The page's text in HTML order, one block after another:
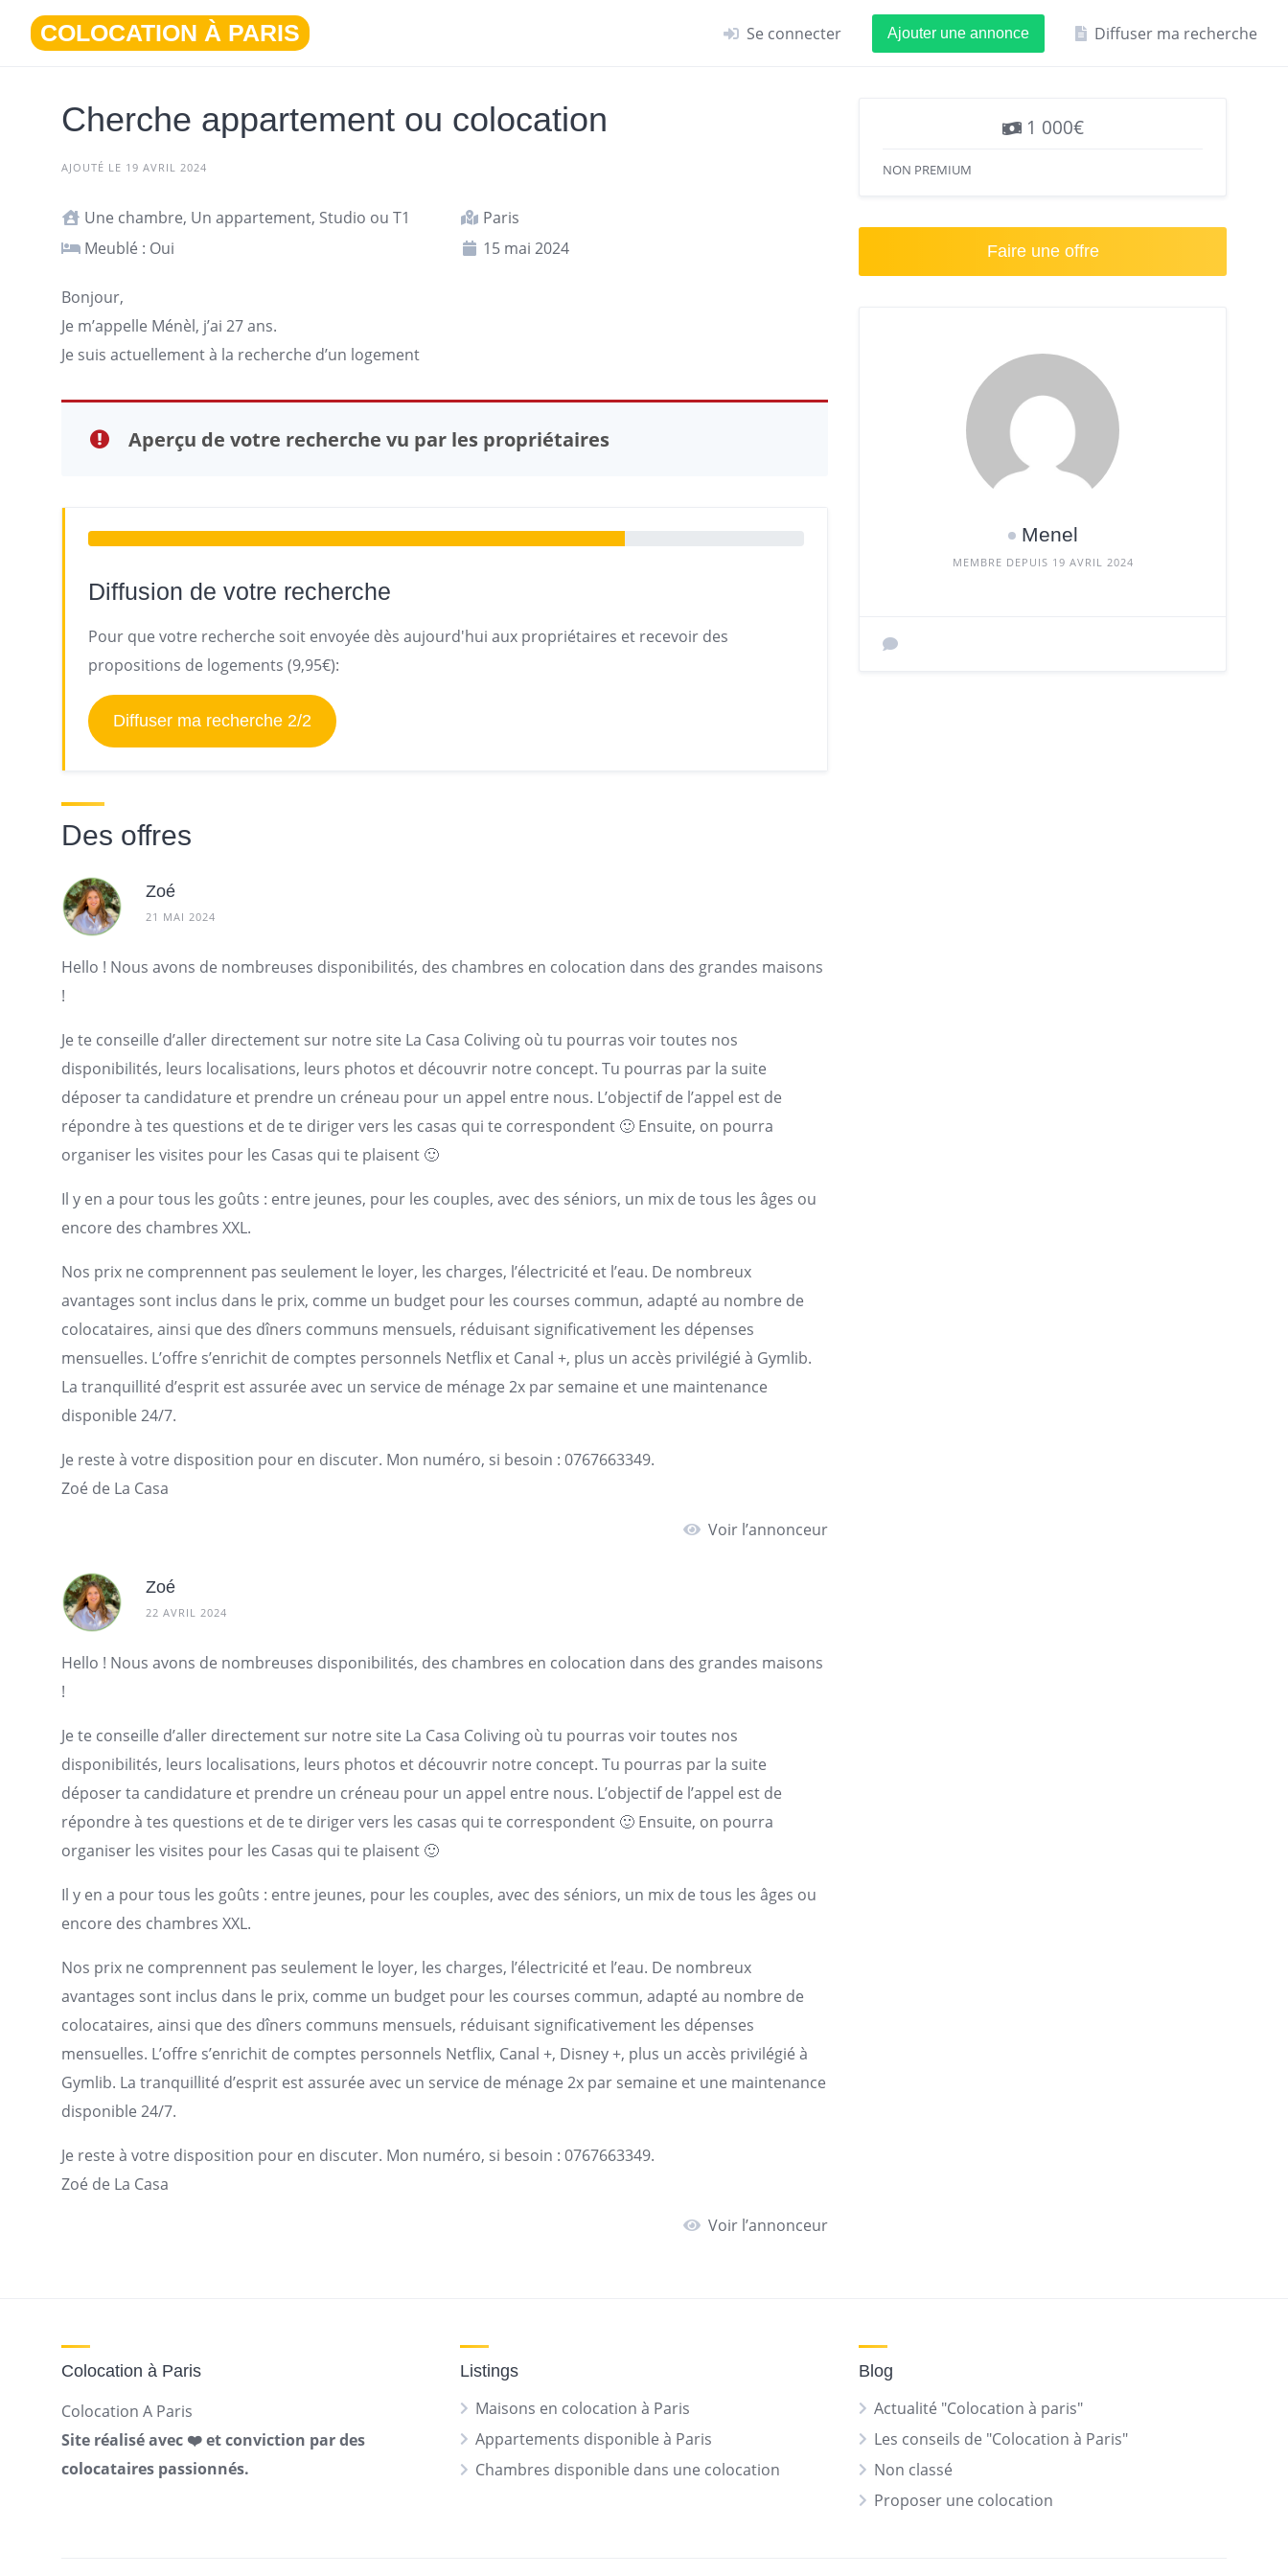
contenu
COLOCATION À PARIS Se connecter Ajouter une annonce Diffuser ma recherche
Cherche appartement ou colocation
AJOUTÉ LE 19 AVRIL 2024
Une chambre, Un appartement, Studio ou T1
Paris
Meublé : Oui
15 mai 2024
Bonjour,
Je m’appelle Ménèl, j’ai 27 ans.
Je suis actuellement à la recherche d’un logement
Aperçu de votre recherche vu par les propriétaires
Diffusion de votre recherche
Pour que votre recherche soit envoyée dès aujourd'hui aux propriétaires et recevoir des
propositions de logements (9,95€):
Diffuser ma recherche 2/2
Des offres
Zoé
21 MAI 2024
Hello ! Nous avons de nombreuses disponibilités, des chambres en colocation dans des grandes maisons
!
Je te conseille d’aller directement sur notre site La Casa Coliving où tu pourras voir toutes nos
disponibilités, leurs localisations, leurs photos et découvrir notre concept. Tu pourras par la suite
déposer ta candidature et prendre un créneau pour un appel entre nous. L’objectif de l’appel est de
répondre à tes questions et de te diriger vers les casas qui te correspondent 🙂 Ensuite, on pourra
organiser les visites pour les Casas qui te plaisent 🙂
Il y en a pour tous les goûts : entre jeunes, pour les couples, avec des séniors, un mix de tous les âges ou
encore des chambres XXL.
Nos prix ne comprennent pas seulement le loyer, les charges, l’électricité et l’eau. De nombreux
avantages sont inclus dans le prix, comme un budget pour les courses commun, adapté au nombre de
colocataires, ainsi que des dîners communs mensuels, réduisant significativement les dépenses
mensuelles. L’offre s’enrichit de comptes personnels Netflix et Canal +, plus un accès privilégié à Gymlib.
La tranquillité d’esprit est assurée avec un service de ménage 2x par semaine et une maintenance
disponible 24/7.
Je reste à votre disposition pour en discuter. Mon numéro, si besoin : 0767663349.
Zoé de La Casa
Voir l’annonceur
Zoé
22 AVRIL 2024
Hello ! Nous avons de nombreuses disponibilités, des chambres en colocation dans des grandes maisons
!
Je te conseille d’aller directement sur notre site La Casa Coliving où tu pourras voir toutes nos
disponibilités, leurs localisations, leurs photos et découvrir notre concept. Tu pourras par la suite
déposer ta candidature et prendre un créneau pour un appel entre nous. L’objectif de l’appel est de
répondre à tes questions et de te diriger vers les casas qui te correspondent 🙂 Ensuite, on pourra
organiser les visites pour les Casas qui te plaisent 🙂
Il y en a pour tous les goûts : entre jeunes, pour les couples, avec des séniors, un mix de tous les âges ou
encore des chambres XXL.
Nos prix ne comprennent pas seulement le loyer, les charges, l’électricité et l’eau. De nombreux
avantages sont inclus dans le prix, comme un budget pour les courses commun, adapté au nombre de
colocataires, ainsi que des dîners communs mensuels, réduisant significativement les dépenses
mensuelles. L’offre s’enrichit de comptes personnels Netflix, Canal +, Disney +, plus un accès privilégié à
Gymlib. La tranquillité d’esprit est assurée avec un service de ménage 2x par semaine et une maintenance
disponible 24/7.
Je reste à votre disposition pour en discuter. Mon numéro, si besoin : 0767663349.
Zoé de La Casa
Voir l’annonceur
1 000€
NON PREMIUM
Faire une offre
Menel
MEMBRE DEPUIS 19 AVRIL 2024
Colocation à Paris
Colocation A Paris
Site réalisé avec ❤️ et conviction par des
colocataires passionnés.
Listings
Maisons en colocation à Paris
Appartements disponible à Paris
Chambres disponible dans une colocation
Blog
Actualité "Colocation à paris"
Les conseils de "Colocation à Paris"
Non classé
Proposer une colocation